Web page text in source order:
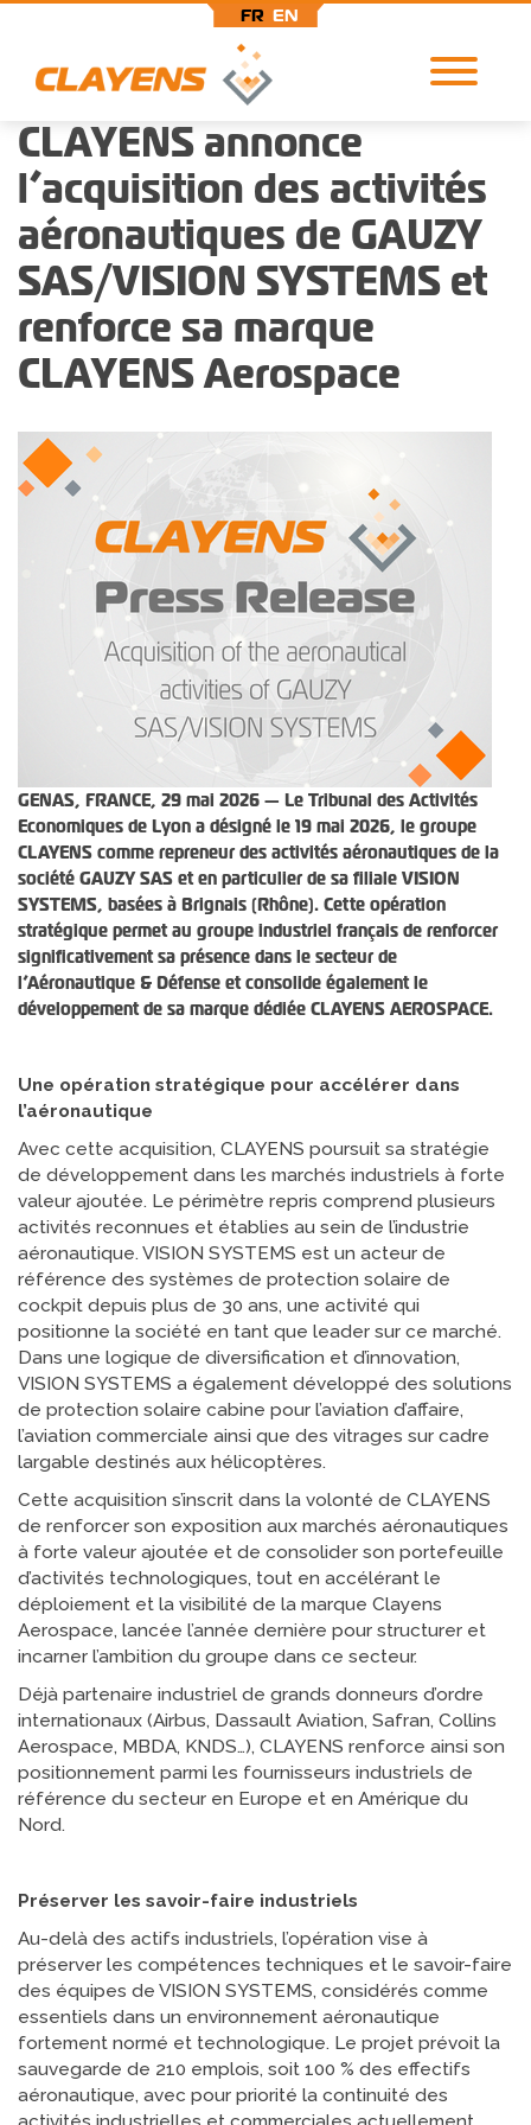
Aller
contenu
principal
FR EN
CLAYENS annonce
l’acquisition des activités
aéronautiques de GAUZY
SAS/VISION SYSTEMS et
renforce sa marque
CLAYENS Aerospace
GENAS, FRANCE, 29 mai 2026 — Le Tribunal des Activités
Economiques de Lyon a désigné le 19 mai 2026, le groupe
CLAYENS comme repreneur des activités aéronautiques de la
société GAUZY SAS et en particulier de sa filiale VISION
SYSTEMS, basées à Brignais (Rhône). Cette opération
stratégique permet au groupe industriel français de renforcer
significativement sa présence dans le secteur de
l’Aéronautique & Défense et consolide également le
développement de sa marque dédiée CLAYENS AEROSPACE.
Une opération stratégique pour accélérer dans
l’aéronautique
Avec cette acquisition, CLAYENS poursuit sa stratégie
de développement dans les marchés industriels à forte
valeur ajoutée. Le périmètre repris comprend plusieurs
activités reconnues et établies au sein de l’industrie
aéronautique. VISION SYSTEMS est un acteur de
référence des systèmes de protection solaire de
cockpit depuis plus de 30 ans, une activité qui
positionne la société en tant que leader sur ce marché.
Dans une logique de diversification et d’innovation,
VISION SYSTEMS a également développé des solutions
de protection solaire cabine pour l’aviation d’affaire,
l’aviation commerciale ainsi que des vitrages sur cadre
largable destinés aux hélicoptères.
Cette acquisition s’inscrit dans la volonté de CLAYENS
de renforcer son exposition aux marchés aéronautiques
à forte valeur ajoutée et de consolider son portefeuille
d’activités technologiques, tout en accélérant le
déploiement et la visibilité de la marque Clayens
Aerospace, lancée l’année dernière pour structurer et
incarner l’ambition du groupe dans ce secteur.
Déjà partenaire industriel de grands donneurs d’ordre
internationaux (Airbus, Dassault Aviation, Safran, Collins
Aerospace, MBDA, KNDS…), CLAYENS renforce ainsi son
positionnement parmi les fournisseurs industriels de
référence du secteur en Europe et en Amérique du
Nord.
Préserver les savoir-faire industriels
Au-delà des actifs industriels, l’opération vise à
préserver les compétences techniques et le savoir-faire
des équipes de VISION SYSTEMS, considérés comme
essentiels dans un environnement aéronautique
fortement normé et technologique. Le projet prévoit la
sauvegarde de 210 emplois, soit 100 % des effectifs
aéronautique, avec pour priorité la continuité des